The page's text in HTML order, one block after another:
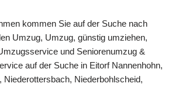
kommen Sie auf der Suche nach
Umzug, Umzug, günstig umziehen,
und Seniorenumzug &
auf der Suche in Eitorf Nannenhohn,
Niederottersbach, Niederbohlscheid,